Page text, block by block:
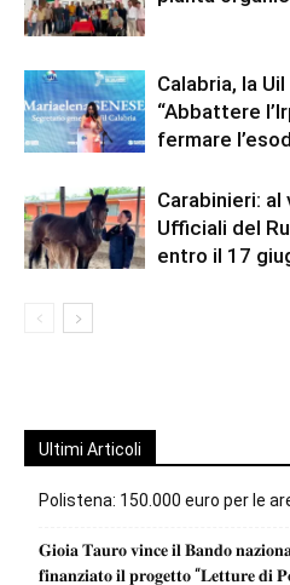
Calabria, la
“Abbattere
fermare
Carabinieri:
Ufficiali del
entro il 17
Ultimi Articoli
Polistena: 150.000 euro per le
𝐆𝐢𝐨𝐢𝐚 𝐓𝐚𝐮𝐫𝐨 𝐯𝐢𝐧𝐜𝐞 𝐢𝐥 𝐁𝐚𝐧𝐝𝐨
𝐟𝐢𝐧𝐚𝐧𝐳𝐢𝐚𝐭𝐨 𝐢𝐥 𝐩𝐫𝐨𝐠𝐞𝐭𝐭𝐨 “𝐋𝐞𝐭𝐭𝐮𝐫𝐞 𝐝𝐢